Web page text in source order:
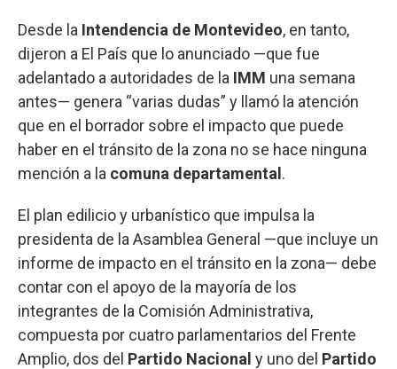
Desde la Intendencia de Montevideo, en tanto,
dijeron a El País que lo anunciado —que fue
adelantado a autoridades de la IMM una semana
antes— genera “varias dudas” y llamó la atención
que en el borrador sobre el impacto que puede
haber en el tránsito de la zona no se hace ninguna
mención a la comuna departamental .
El plan edilicio y urbanístico que impulsa la
presidenta de la Asamblea General —que incluye un
informe de impacto en el tránsito en la zona— debe
contar con el apoyo de la mayoría de los
integrantes de la Comisión Administrativa,
compuesta por cuatro parlamentarios del Frente
Amplio, dos del Partido Nacional y uno del Partido